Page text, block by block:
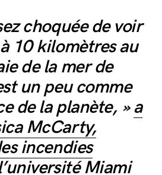
choquée de voir
10 kilomètres au
de la mer de
un peu comme
de la planète, »a
McCarty,
incendies
Miami